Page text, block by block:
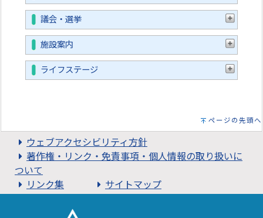
議会・選挙
施設案内
ライフステージ
ページの先頭へ
ウェブアクセシビリティ方針
著作権・リンク・免責事項・個人情報の取り扱いに
ついて
リンク集
サイトマップ